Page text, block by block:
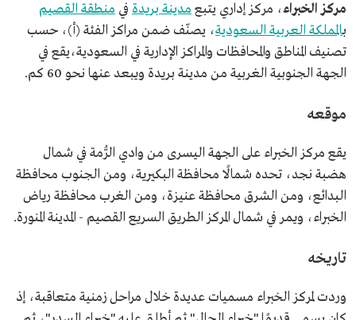
مركز الخبراء، مركز إداري يتبع مدينة بريدة في منطقة القصيم
بالمملكة العربية السعودية، يصنّف ضمن مراكز الفئة (أ)، حسب
تصنيف المناطق والمحافظات والمراكز الإدارية في السعودية،يقع في
الجهة الجنوبية الغربية من مدينة بريدة ويبعد عنها نحو 60 كم.
موقعه
يقع مركز الخبراء على الجهة اليسرى من وادي الرُّمة في شمال
هضبة نجد، تحده شمالًا محافظة البكيرية، ومن الجنوب محافظة
البدائع، ومن الشرق محافظة عنيزة، ومن الغرب محافظة رياض
الخبراء، ويمر في شمال المركز الطريق السريع القصيم - المدينة المنورة.
تاريخه
وردت لمركز الخبراء مسميات عديدة خلال مراحل زمنية متعاقبة، إذ